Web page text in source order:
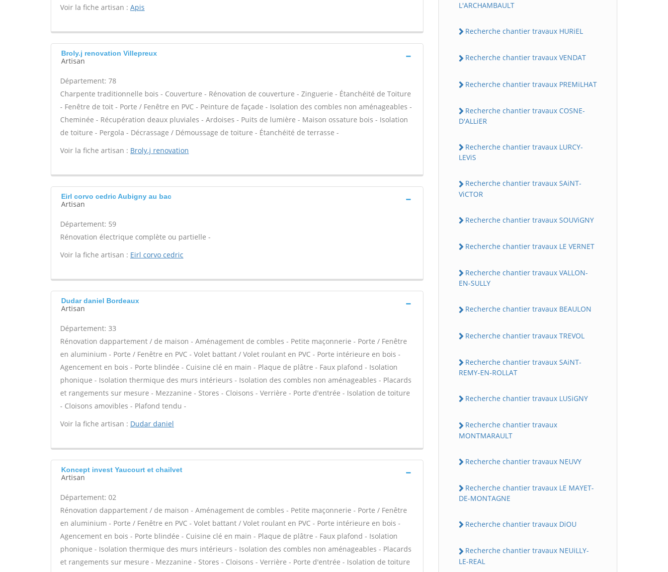
Voir la fiche artisan : Apis
Broly.j renovation Villepreux
Artisan
Département: 78
Charpente traditionnelle bois - Couverture - Rénovation de couverture - Zinguerie - Étanchéité de Toiture
- Fenêtre de toit - Porte / Fenêtre en PVC - Peinture de façade - Isolation des combles non aménageables -
Cheminée - Récupération deaux pluviales - Ardoises - Puits de lumière - Maison ossature bois - Isolation
de toiture - Pergola - Décrassage / Démoussage de toiture - Étanchéité de terrasse -
Voir la fiche artisan : Broly.j renovation
Eirl corvo cedric Aubigny au bac
Artisan
Département: 59
Rénovation électrique complète ou partielle -
Voir la fiche artisan : Eirl corvo cedric
Dudar daniel Bordeaux
Artisan
Département: 33
Rénovation dappartement / de maison - Aménagement de combles - Petite maçonnerie - Porte / Fenêtre
en aluminium - Porte / Fenêtre en PVC - Volet battant / Volet roulant en PVC - Porte intérieure en bois -
Agencement en bois - Porte blindée - Cuisine clé en main - Plaque de plâtre - Faux plafond - Isolation
phonique - Isolation thermique des murs intérieurs - Isolation des combles non aménageables - Placards
et rangements sur mesure - Mezzanine - Stores - Cloisons - Verrière - Porte d'entrée - Isolation de toiture
- Cloisons amovibles - Plafond tendu -
Voir la fiche artisan : Dudar daniel
Koncept invest Yaucourt et chailvet
Artisan
Département: 02
Rénovation dappartement / de maison - Aménagement de combles - Petite maçonnerie - Porte / Fenêtre
en aluminium - Porte / Fenêtre en PVC - Volet battant / Volet roulant en PVC - Porte intérieure en bois -
Agencement en bois - Porte blindée - Cuisine clé en main - Plaque de plâtre - Faux plafond - Isolation
phonique - Isolation thermique des murs intérieurs - Isolation des combles non aménageables - Placards
et rangements sur mesure - Mezzanine - Stores - Cloisons - Verrière - Porte d'entrée - Isolation de toiture
L'ARCHAMBAULT
Recherche chantier travaux HURiEL
Recherche chantier travaux VENDAT
Recherche chantier travaux PREMiLHAT
Recherche chantier travaux COSNE-
D'ALLiER
Recherche chantier travaux LURCY-
LEViS
Recherche chantier travaux SAiNT-
ViCTOR
Recherche chantier travaux SOUViGNY
Recherche chantier travaux LE VERNET
Recherche chantier travaux VALLON-
EN-SULLY
Recherche chantier travaux BEAULON
Recherche chantier travaux TREVOL
Recherche chantier travaux SAiNT-
REMY-EN-ROLLAT
Recherche chantier travaux LUSiGNY
Recherche chantier travaux
MONTMARAULT
Recherche chantier travaux NEUVY
Recherche chantier travaux LE MAYET-
DE-MONTAGNE
Recherche chantier travaux DiOU
Recherche chantier travaux NEUiLLY-
LE-REAL